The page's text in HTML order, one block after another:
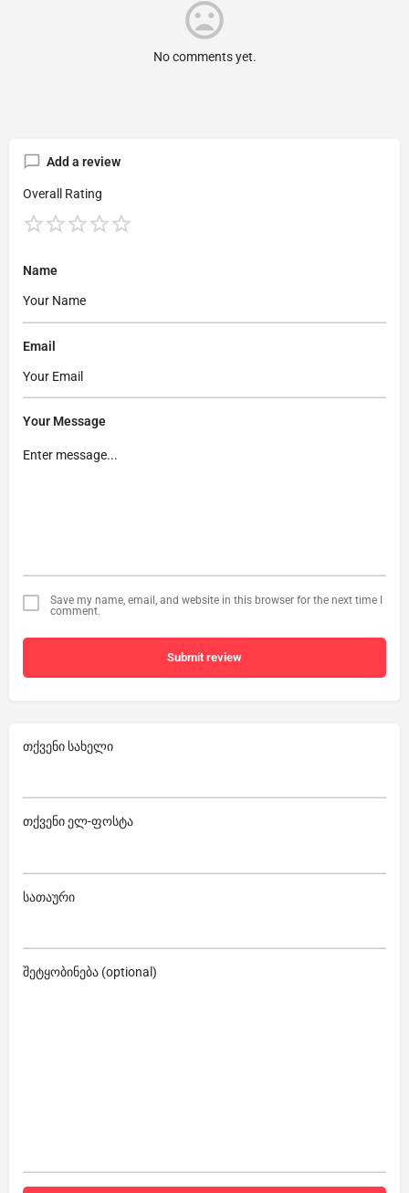
No comments yet.
Add a review
Overall Rating
Name
Email
Your Message
Save my name, email, and website in this browser for the next time I
comment.
Submit review
თქვენი სახელი
თქვენი ელ-ფოსტა
სათაური
შეტყობინება (optional)